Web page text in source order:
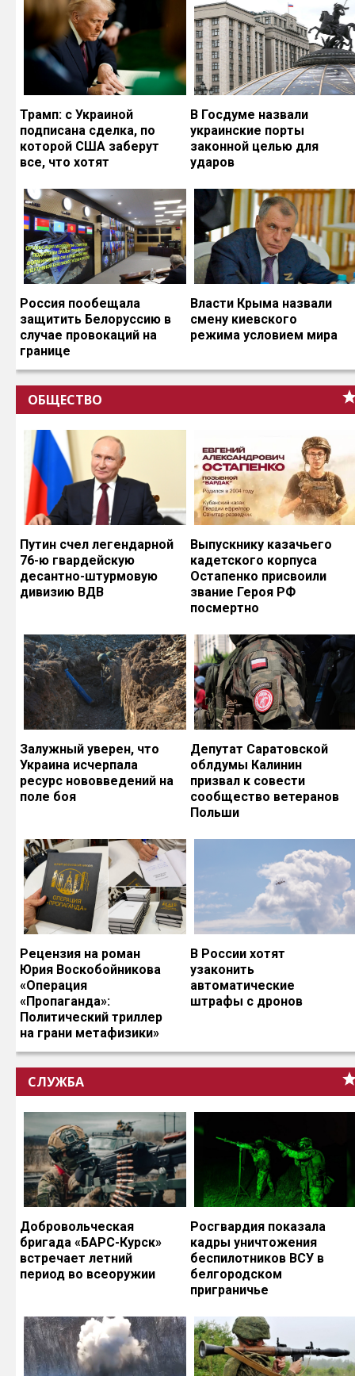
Трамп: с Украиной
подписана сделка, по
которой США заберут
все, что хотят
В Госдуме назвали
украинские порты
законной целью для
ударов
Россия пообещала
защитить Белоруссию в
случае провокаций на
границе
Власти Крыма назвали
смену киевского
режима условием мира
ОБЩЕСТВО
Путин счел легендарной
76-ю гвардейскую
десантно-штурмовую
дивизию ВДВ
Выпускнику казачьего
кадетского корпуса
Остапенко присвоили
звание Героя РФ
посмертно
Залужный уверен, что
Украина исчерпала
ресурс нововведений на
поле боя
Депутат Саратовской
облдумы Калинин
призвал к совести
сообщество ветеранов
Польши
Рецензия на роман
Юрия Воскобойникова
«Операция
«Пропаганда»:
Политический триллер
на грани метафизики»
В России хотят
узаконить
автоматические
штрафы с дронов
СЛУЖБА
Добровольческая
бригада «БАРС-Курск»
встречает летний
период во всеоружии
Росгвардия показала
кадры уничтожения
беспилотников ВСУ в
белгородском
приграничье